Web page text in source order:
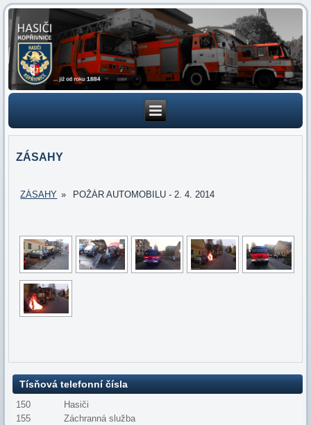
ZÁSAHY
ZÁSAHY » POŽÁR AUTOMOBILU - 2. 4. 2014
Tísňová telefonní čísla
150
Hasiči
155
Záchranná služba